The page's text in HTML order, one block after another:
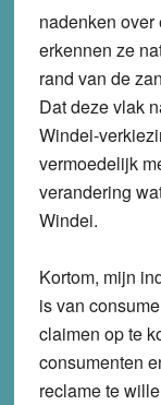
nadenken
erkennen ze
rand van de
Dat deze vlak
Windei-
vermoedelijk
verandering
Windei.
Kortom, mijn
is van
claimen op te
consumenten
reclame te